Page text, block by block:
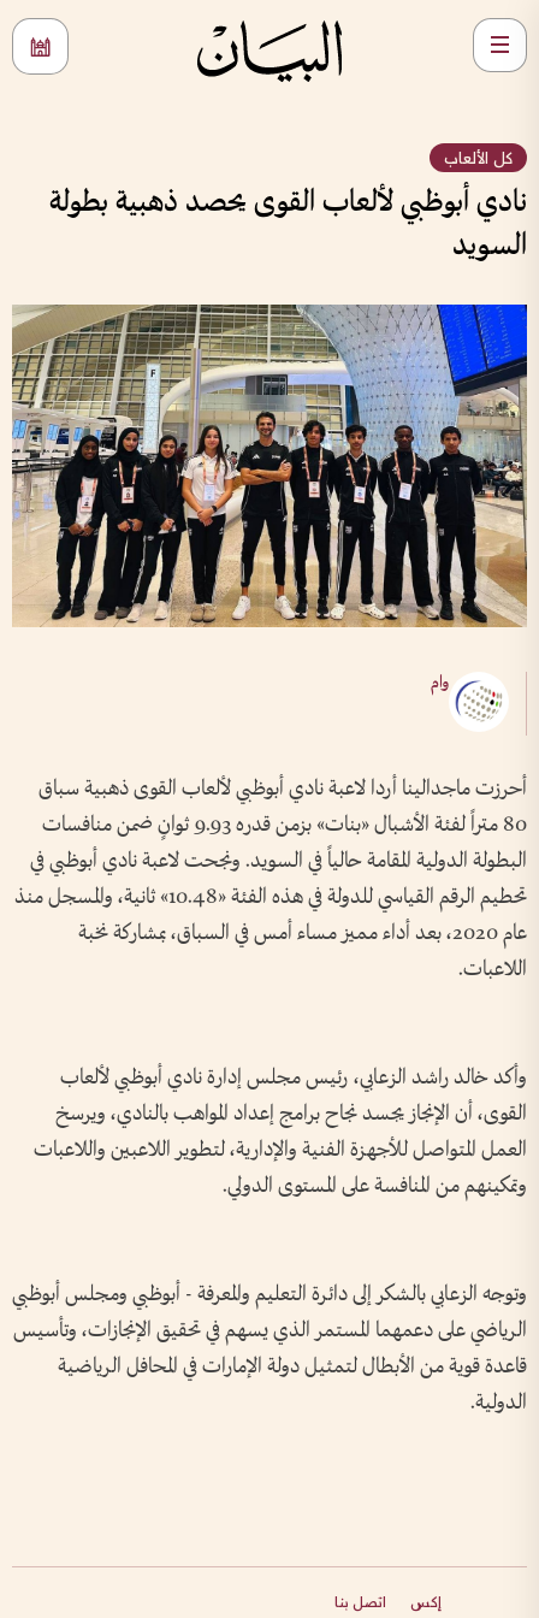
كل الألعاب
نادي أبوظبي لألعاب القوى يحصد ذهبية بطولة
السويد
وام
أحرزت ماجدالينا أردا لاعبة نادي أبوظبي لألعاب القوى ذهبية سباق
80 متراً لفئة الأشبال «بنات» بزمن قدره 9.93 ثوانٍ ضمن منافسات
البطولة الدولية المقامة حالياً في السويد. ونجحت لاعبة نادي أبوظبي في
تحطيم الرقم القياسي للدولة في هذه الفئة «10.48» ثانية، والمسجل منذ
عام 2020، بعد أداء مميز مساء أمس في السباق، بمشاركة نخبة
اللاعبات.
وأكد خالد راشد الزعابي، رئيس مجلس إدارة نادي أبوظبي لألعاب
القوى، أن الإنجاز يجسد نجاح برامج إعداد المواهب بالنادي، ويرسخ
العمل المتواصل للأجهزة الفنية والإدارية، لتطوير اللاعبين واللاعبات
وتمكينهم من المنافسة على المستوى الدولي.
وتوجه الزعابي بالشكر إلى دائرة التعليم والمعرفة - أبوظبي ومجلس أبوظبي
الرياضي على دعمهما المستمر الذي يسهم في تحقيق الإنجازات، وتأسيس
قاعدة قوية من الأبطال لتمثيل دولة الإمارات في المحافل الرياضية
الدولية.
إكس اتصل بنا